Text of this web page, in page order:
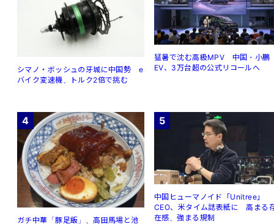
シマノ・ボッシュの牙城に中国勢 e
バイク変速機、トルク2倍で挑む
猛暑で沈む高級MPV 中国・小鵬
EV、3万台超の公式リコールへ
4
ガチ中華「豚足飯」、高田馬場と池
5
中国ヒューマノイド「Unitree」
CEO、米タイム誌表紙に 高まる
在感、強まる規制